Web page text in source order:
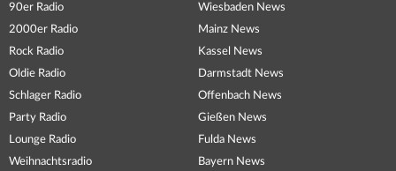
90er Radio
2000er Radio
Rock Radio
Oldie Radio
Schlager Radio
Party Radio
Lounge Radio
Weihnachtsradio
Wiesbaden News
Mainz News
Kassel News
Darmstadt News
Offenbach News
Gießen News
Fulda News
Bayern News